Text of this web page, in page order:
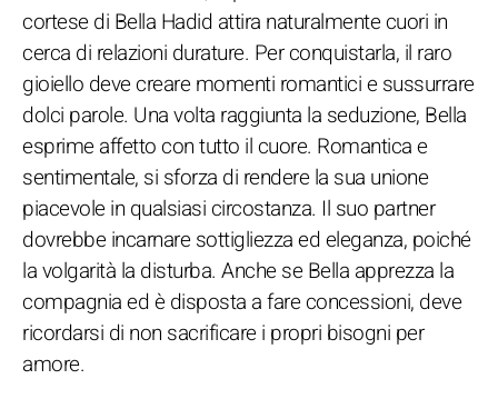
cortese di Bella Hadid attira naturalmente cuori in
cerca di relazioni durature. Per conquistarla, il raro
gioiello deve creare momenti romantici e sussurrare
dolci parole. Una volta raggiunta la seduzione, Bella
esprime affetto con tutto il cuore. Romantica e
sentimentale, si sforza di rendere la sua unione
piacevole in qualsiasi circostanza. Il suo partner
dovrebbe incarnare sottigliezza ed eleganza, poiché
la volgarità la disturba. Anche se Bella apprezza la
compagnia ed è disposta a fare concessioni, deve
ricordarsi di non sacrificare i propri bisogni per
amore.